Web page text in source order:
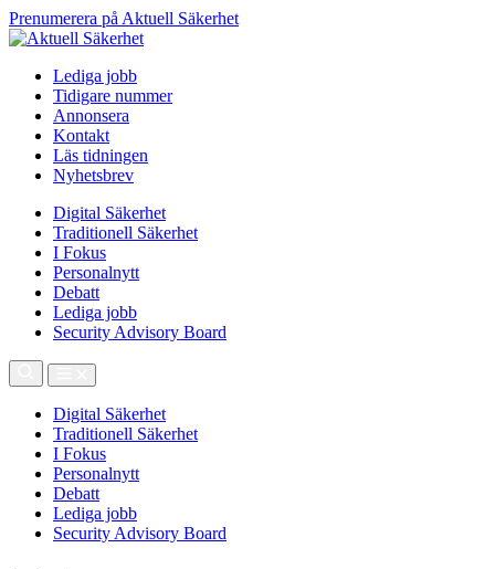
Prenumerera på Aktuell Säkerhet
Lediga jobb
Tidigare nummer
Annonsera
Kontakt
Läs tidningen
Nyhetsbrev
Digital Säkerhet
Traditionell Säkerhet
I Fokus
Personalnytt
Debatt
Lediga jobb
Security Advisory Board
Digital Säkerhet
Traditionell Säkerhet
I Fokus
Personalnytt
Debatt
Lediga jobb
Security Advisory Board